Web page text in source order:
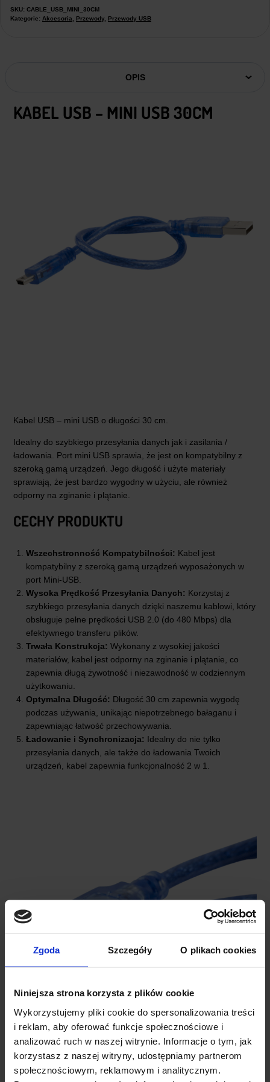
Zgoda Szczegóły O plikach cookies
Niniejsza strona korzysta z plików cookie
Wykorzystujemy pliki cookie do spersonalizowania treści
i reklam, aby oferować funkcje społecznościowe i
analizować ruch w naszej witrynie. Informacje o tym, jak
korzystasz z naszej witryny, udostępniamy partnerom
społecznościowym, reklamowym i analitycznym.
SKU: CABLE_USB_MINI_30CM
Kategorie: Akcesoria, Przewody, Przewody USB
OPIS
KABEL USB – MINI USB 30CM
Kabel USB – mini USB o długości 30 cm.
Idealny do szybkiego przesyłania danych jak i zasilania /
ładowania. Port mini USB sprawia, że jest on kompatybilny z
szeroką gamą urządzeń. Jego długość i użyte materiały
sprawiają, że jest bardzo wygodny w użyciu, ale również
odporny na zginanie i plątanie.
CECHY PRODUKTU
Wszechstronność Kompatybilności: Kabel jest
kompatybilny z szeroką gamą urządzeń wyposażonych w
port Mini-USB.
Wysoka Prędkość Przesyłania Danych: Korzystaj z
szybkiego przesyłania danych dzięki naszemu kablowi, który
obsługuje pełne prędkości USB 2.0 (do 480 Mbps) dla
efektywnego transferu plików.
Trwała Konstrukcja: Wykonany z wysokiej jakości
materiałów, kabel jest odporny na zginanie i plątanie, co
zapewnia długą żywotność i niezawodność w codziennym
użytkowaniu.
Optymalna Długość: Długość 30 cm zapewnia wygodę
podczas używania, unikając niepotrzebnego bałaganu i
zapewniając łatwość przechowywania.
Ładowanie i Synchronizacja: Idealny do nie tylko
przesyłania danych, ale także do ładowania Twoich
urządzeń, kabel zapewnia funkcjonalność 2 w 1.
SPECYFIKACJA KABEL USB A DO MINI B